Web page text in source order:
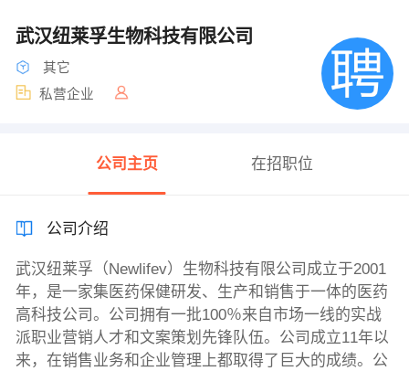
武汉纽莱孚生物科技有限公司
其它
私营企业
公司主页 在招职位
公司介绍
武汉纽莱孚（Newlifev）生物科技有限公司成立于2001
年，是一家集医药保健研发、生产和销售于一体的医药
高科技公司。公司拥有一批100％来自市场一线的实战
派职业营销人才和文案策划先锋队伍。公司成立11年以
来，在销售业务和企业管理上都取得了巨大的成绩。公